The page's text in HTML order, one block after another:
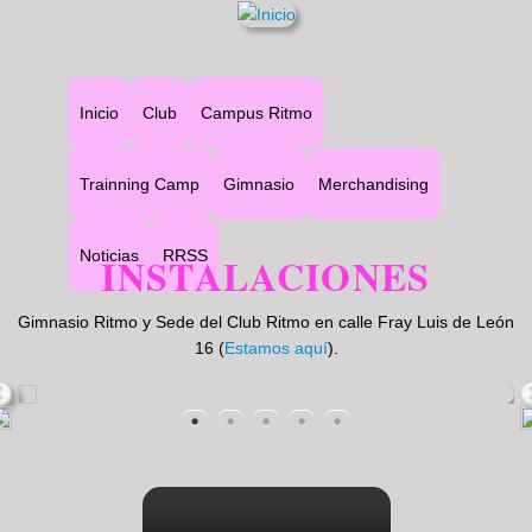
Main
navigation
Inicio Club Campus Ritmo
Trainning Camp Gimnasio Merchandising
Noticias RRSS
INSTALACIONES
Gimnasio Ritmo y Sede del Club Ritmo en calle Fray Luis de León
16 (Estamos aquí).